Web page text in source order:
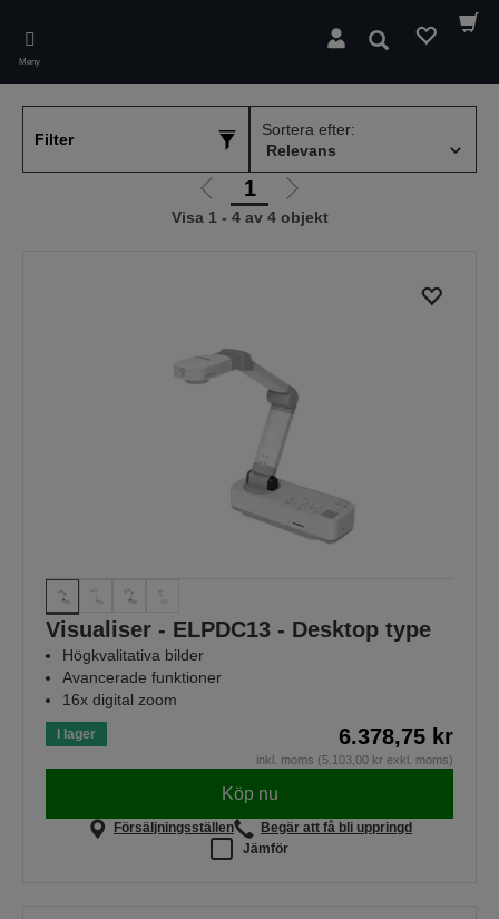
main
content
Meny
Sök
Filter
Sortera efter:
Gå
till
1
Gå
till
Visa 1 - 4 av 4 objekt
Visualiser - ELPDC13 - Desktop type
Högkvalitativa bilder
Avancerade funktioner
16x digital zoom
I lager 6.378,75 kr
inkl. moms (5.103,00 kr exkl. moms)
Köp nu
Försäljningsställen
Begär att få bli uppringd
Jämför